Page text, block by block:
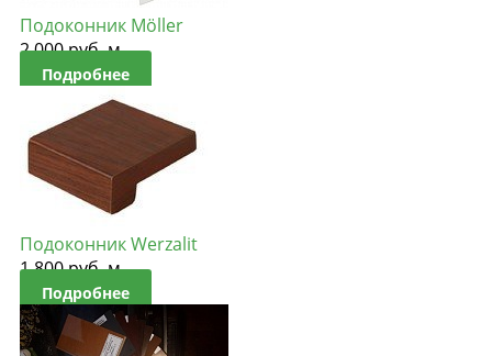
Подоконник Möller
2 000руб. м.
Подробнее
Подоконник Werzalit
1 800руб. м.
Подробнее